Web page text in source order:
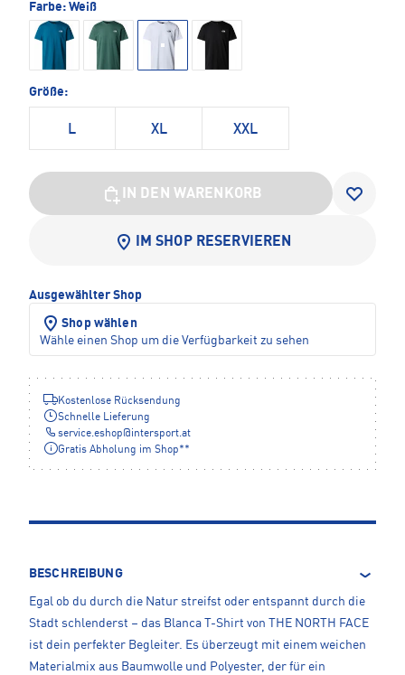
Farbe: Weiß
Größe:
L XL XXL
IN DEN WARENKORB
IM SHOP RESERVIEREN
Ausgewählter Shop
Shop wählen
Wähle einen Shop um die Verfügbarkeit zu sehen
Kostenlose Rücksendung
Schnelle Lieferung
service.eshop@intersport.at
Gratis Abholung im Shop**
BESCHREIBUNG
Egal ob du durch die Natur streifst oder entspannt durch die
Stadt schlenderst – das Blanca T-Shirt von THE NORTH FACE
ist dein perfekter Begleiter. Es überzeugt mit einem weichen
Materialmix aus Baumwolle und Polyester, der für ein